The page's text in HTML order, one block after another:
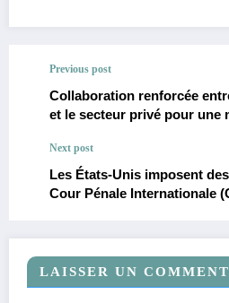
Previous post
Collaboration renforcée
et le secteur privé pour une
en RDC.
Next post
Les États-Unis imposent
Cour Pénale Internationale
LAISSER UN